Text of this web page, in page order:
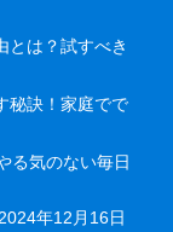
とは？試すべき
秘訣！家庭でで
る気のない毎日
年12月16日